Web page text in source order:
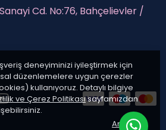
deneyiminizi iyileştirmek için
düzenlemelere uygun çerezler
kullanıyoruz. Detaylı bilgiye
ve Çerez Politikasısayfamızdan
Anladım
Cd. No:76, Bahçelievler /